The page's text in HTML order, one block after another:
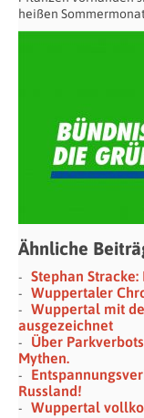
heißen
Ähnliche
Stephan
Wuppertaler
Wuppertal mit
ausgezeichnet
Über
Mythen.
Russland!
Wuppertal